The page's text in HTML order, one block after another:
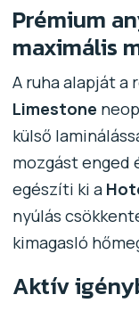
Prémium
maximális
A ruha alapját a
Limestone
külső
mozgást enged
egészíti ki a
nyúlás
kimagasló
Aktív